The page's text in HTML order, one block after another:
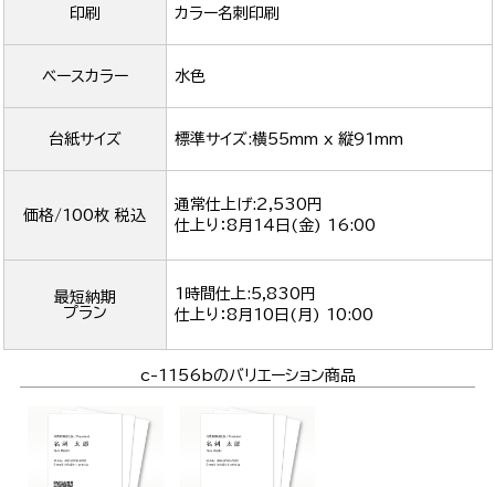
印刷 カラー名刺印刷
ベースカラー 水色
台紙サイズ 標準サイズ:横55mm x 縦91mm
価格/100枚 税込
通常仕上げ:2,530円
仕上り：8月14日(金) 16:00
最短納期
プラン
1時間仕上:5,830円
仕上り：8月10日(月) 10:00
c-1156bのバリエーション商品